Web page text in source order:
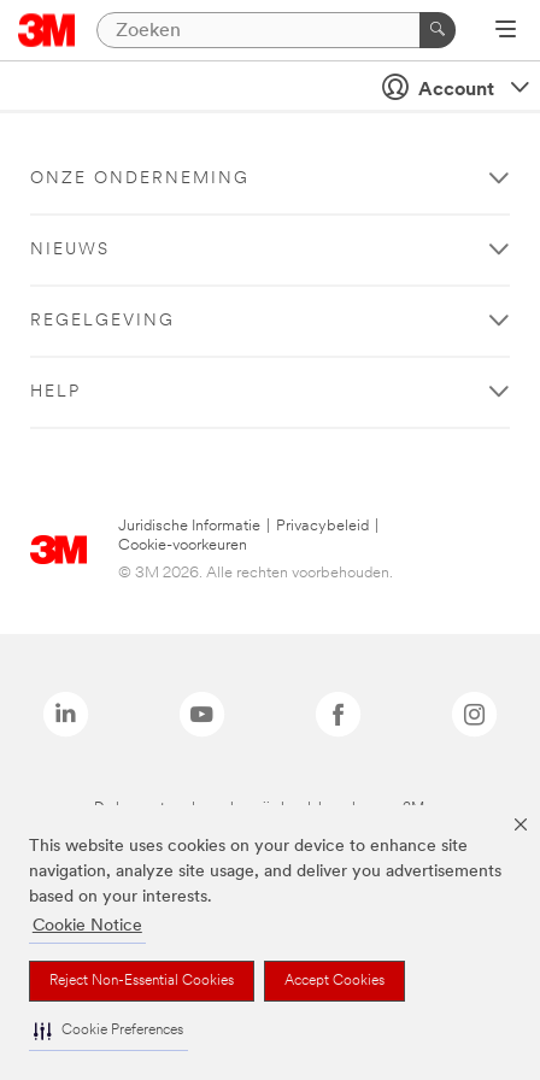
This website uses cookies on your device to enhance site
navigation, analyze site usage, and deliver you advertisements
based on your interests.
Cookie Notice
Reject Non-Essential Cookies Accept Cookies
Cookie Preferences
Account
ONZE ONDERNEMING
NIEUWS
REGELGEVING
HELP
Juridische Informatie Privacybeleid
Cookie-voorkeuren
© 3M 2026. Alle rechten voorbehouden.
De bovenstaande merken zijn handelsmerken van 3M.we